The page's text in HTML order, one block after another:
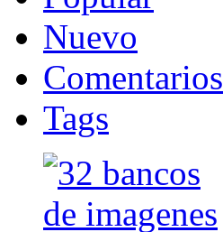
Nuevo
Comentarios
Tags